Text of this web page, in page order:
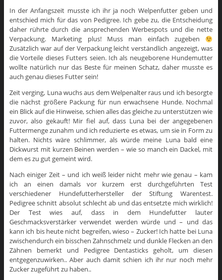
In der Anfangszeit musste ich ihr ja noch Welpenfutter geben und
entschied mich für das von Pedigree. Ich gebe zu, die Entscheidung
daher rührte durch die ansprechenden Werbespots und die nette
Verpackung. Marketing plus! Muss man einfach zugeben
Zusätzlich war auf der Verpackung leicht verständlich angezeigt, was
die Vorteile dieses Futters seien. Ich als neugeborene Hundemutter
wollte natürlich nur das Beste für meinen Schatz, daher musste es
auch genau dieses Futter sein!
Zeit verging, Luna wuchs aus dem Welpenalter raus und ich besorgte
die nächst größere Packung für nun erwachsene Hunde. Nochmal
ein Blick auf die Hinweise, schien alles das gleiche zu unterstützen wie
zuvor, also gekauft! Mir fiel auf, dass Luna bei der angegebenen
Futtermenge zunahm und ich reduzierte es etwas, um sie in Form zu
halten. Nichts wäre schlimmer, als würde meine Luna bald eine
Dickwurst mit kurzen Beinen werden – wie so manch ein Dackel, mit
dem es zu gut gemeint wird.
Nach einiger Zeit – und ich weiß leider nicht mehr wie genau – kam
ich an einen damals vor kurzem erst durchgeführten Test
verschiedener Hundefutterhersteller der Stiftung Warentest.
Pedigree schnitt absolut schlecht ab und das entsetzte mich wirklich!
Der Test wies auf, dass in dem Hundefutter lauter
Geschmacksverstärker verwendet werden würde und – und das
kann ich bis heute nicht begreifen, wieso – Zucker! Ich hatte bei Luna
zwischendurch ein bisschen Zahnschmelz und dunkle Flecken an den
Zähnen bemerkt und Pedigree Dentasticks geholt, um diesen
entgegenzuwirken.. Aber auch damit schien ich ihr nur noch mehr
Zucker zugeführt zu haben..